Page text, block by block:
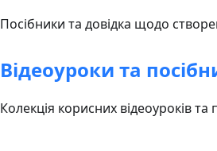
Посібники та довідка щодо
Відеоуроки та
Колекція корисних відеоуроків та